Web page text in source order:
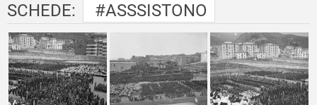
SCHEDE: #ASSSISTONO